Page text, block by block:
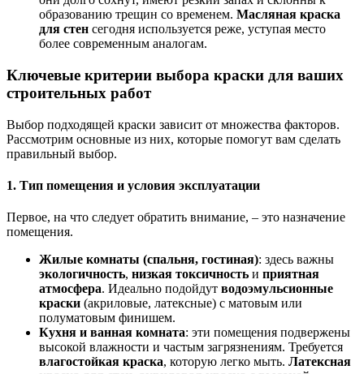
образованию трещин со временем. Масляная краска
для стен сегодня используется реже, уступая место
более современным аналогам.
Ключевые критерии выбора краски для ваших
строительных работ
Выбор подходящей краски зависит от множества факторов.
Рассмотрим основные из них, которые помогут вам сделать
правильный выбор.
1. Тип помещения и условия эксплуатации
Первое, на что следует обратить внимание, – это назначение
помещения.
Жилые комнаты (спальня, гостиная): здесь важны
экологичность, низкая токсичность и приятная
атмосфера. Идеально подойдут водоэмульсионные
краски (акриловые, латексные) с матовым или
полуматовым финишем.
Кухня и ванная комната: эти помещения подвержены
высокой влажности и частым загрязнениям. Требуется
влагостойкая краска, которую легко мыть. Латексная